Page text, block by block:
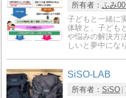
所有者： ふみ
子どもと一緒に
体験と、子ども
や悩みの解決方
しいと夢中にな
SiSO-LAB
所有者： SiSO